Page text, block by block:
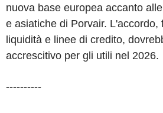
nuova base europea accanto
e asiatiche di Porvair. L'accordo,
liquidità e linee di credito,
accrescitivo per gli utili nel 2026.
----------